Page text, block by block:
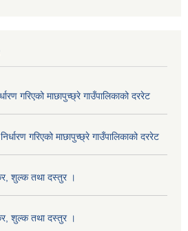
गरिएको माछापुच्छ्रे गाउँपालिकाको दररेट
गरिएको माछापुच्छ्रे गाउँपालिकाको दररेट
शुल्क तथा दस्तुर ।
शुल्क तथा दस्तुर ।